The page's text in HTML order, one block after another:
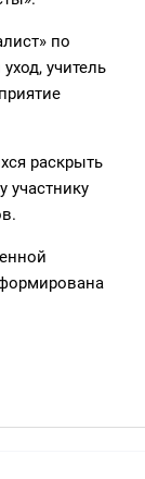
по
учитель
раскрыть
участнику